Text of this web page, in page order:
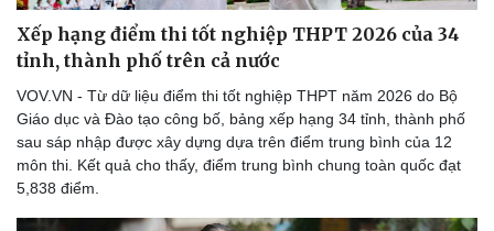
Xếp hạng điểm thi tốt nghiệp THPT 2026 của 34
tỉnh, thành phố trên cả nước
VOV.VN - Từ dữ liệu điểm thi tốt nghiệp THPT năm 2026 do Bộ
Giáo dục và Đào tạo công bố, bảng xếp hạng 34 tỉnh, thành phố
sau sáp nhập được xây dựng dựa trên điểm trung bình của 12
môn thi. Kết quả cho thấy, điểm trung bình chung toàn quốc đạt
5,838 điểm.